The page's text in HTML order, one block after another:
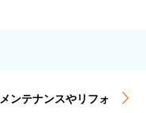
ンテナンスやリフォ